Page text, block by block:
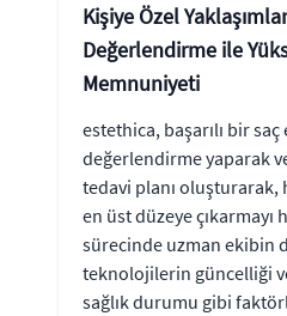
Kişiye Özel
Değerlendirme ile
Memnuniyeti
estethica, başarılı bir
değerlendirme yaparak
tedavi planı
en üst düzeye çıkarmayı
sürecinde uzman ekibin
teknolojilerin güncelliği
sağlık durumu gibi